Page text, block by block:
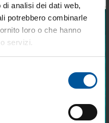
sulle
per la tua
chi vive la
analisi dei dati web,
potrebbero combinarle
loro o che hanno
servizi.